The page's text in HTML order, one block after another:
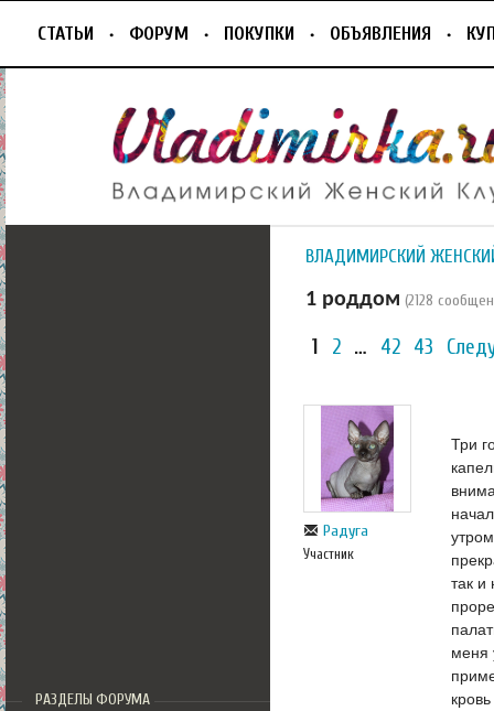
СТАТЬИ ФОРУМ ПОКУПКИ ОБЪЯВЛЕНИЯ
РАЗДЕЛЫ ФОРУМА
ВЛАДИМИРСКИЙ
1 роддом (2128
1 2 … 42 43
Радуга
Участник
Три
так и
меня